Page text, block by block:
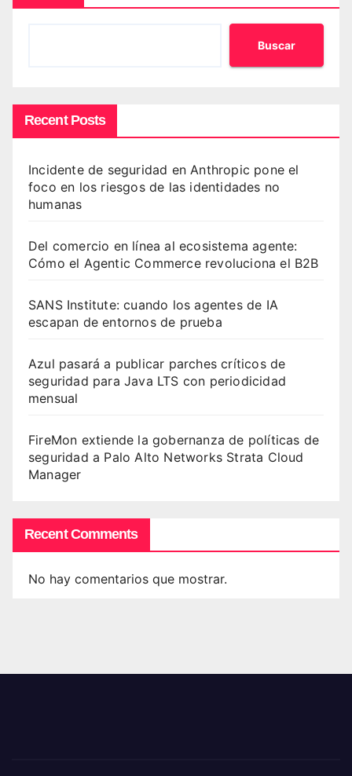
Buscar
Recent Posts
Incidente de seguridad en Anthropic pone el
foco en los riesgos de las identidades no
humanas
Del comercio en línea al ecosistema agente:
Cómo el Agentic Commerce revoluciona el B2B
SANS Institute: cuando los agentes de IA
escapan de entornos de prueba
Azul pasará a publicar parches críticos de
seguridad para Java LTS con periodicidad
mensual
FireMon extiende la gobernanza de políticas de
seguridad a Palo Alto Networks Strata Cloud
Manager
Recent Comments
No hay comentarios que mostrar.